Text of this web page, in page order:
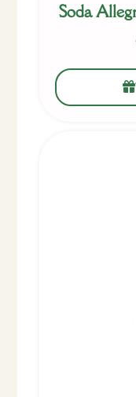
Soda